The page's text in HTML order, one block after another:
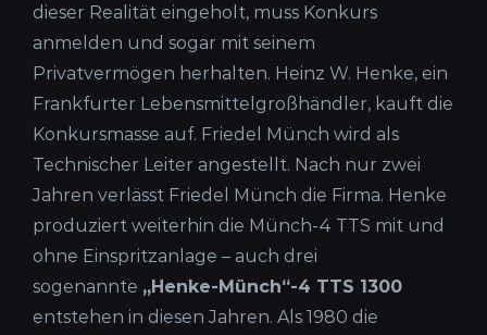
dieser Realität eingeholt, muss Konkurs
anmelden und sogar mit seinem
Privatvermögen herhalten. Heinz W. Henke, ein
Frankfurter Lebensmittelgroßhändler, kauft die
Konkursmasse auf. Friedel Münch wird als
Technischer Leiter angestellt. Nach nur zwei
Jahren verlässt Friedel Münch die Firma. Henke
produziert weiterhin die Münch-4 TTS mit und
ohne Einspritzanlage – auch drei
sogenannte „Henke-Münch“-4 TTS 1300
entstehen in diesen Jahren. Als 1980 die